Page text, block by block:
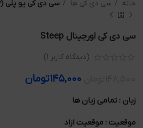
خانه سی دی کی ها سی دی کی یو پلی (Uplay)
سی دی کی اورجینال Steep
(دیدگاه کاربر 1
)
۱۴۵,۰۰۰تومان
زبان : تمامی زبان ها
موقعیت : موقعیت ازاد